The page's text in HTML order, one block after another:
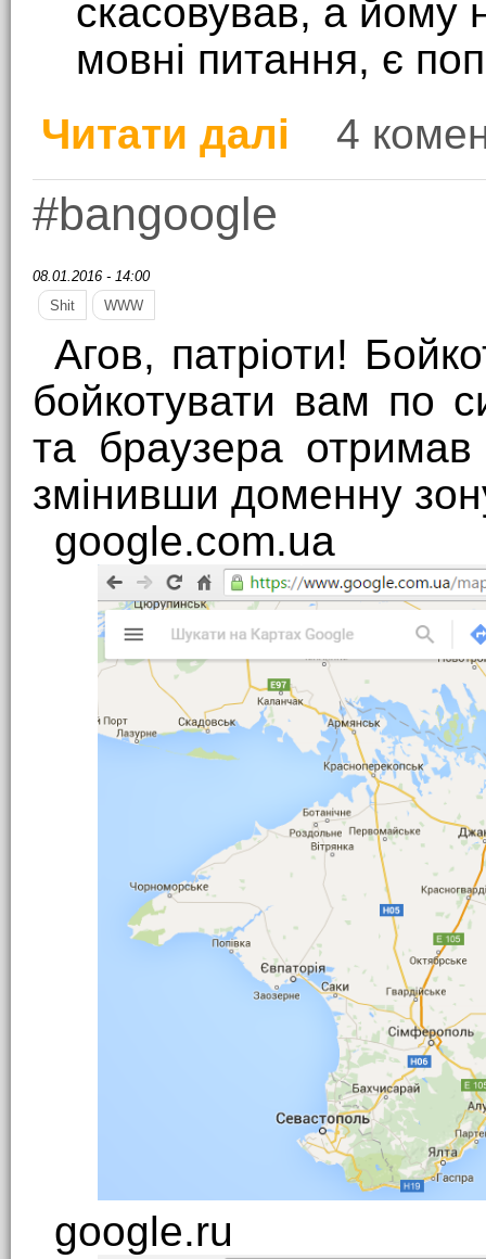
скасовував, а йому
мовні питання, є
Читати далі
про Запропонуй
4
#bangoogle
08.01.2016 - 14:00
Shit
WWW
Агов, патріоти!
бойкотувати вам по
та браузера отримав
змінивши доменну
google.com.ua
google.ru